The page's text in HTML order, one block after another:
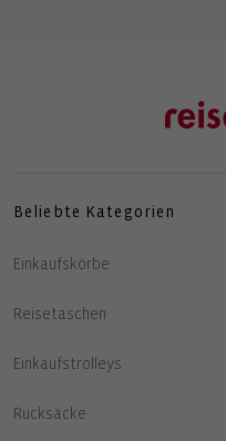
Beliebte Kategorien
Einkaufskörbe
Reisetaschen
Einkaufstrolleys
Rucksäcke